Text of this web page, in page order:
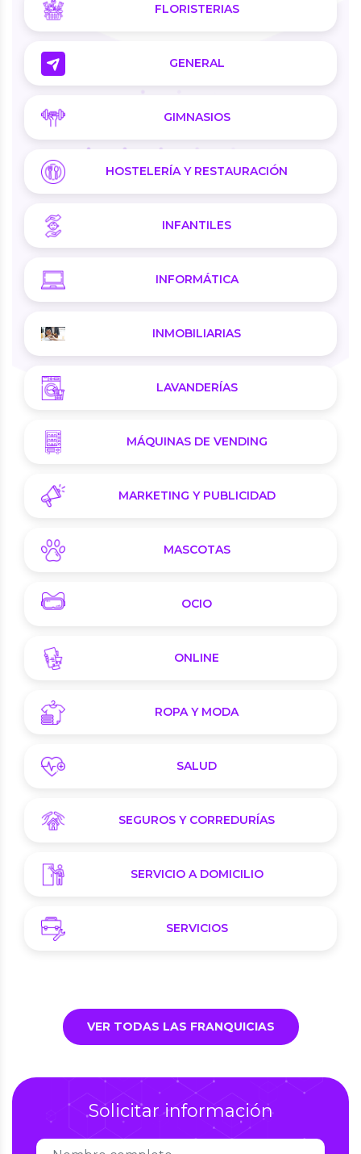
FLORISTERIAS
GENERAL
GIMNASIOS
HOSTELERÍA Y RESTAURACIÓN
INFANTILES
INFORMÁTICA
INMOBILIARIAS
LAVANDERÍAS
MÁQUINAS DE VENDING
MARKETING Y PUBLICIDAD
MASCOTAS
OCIO
ONLINE
ROPA Y MODA
SALUD
SEGUROS Y CORREDURÍAS
SERVICIO A DOMICILIO
SERVICIOS
VER TODAS LAS FRANQUICIAS
Solicitar información